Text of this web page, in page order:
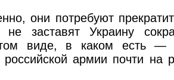
они потребуют
заставят Украину
виде, в каком есть —
российской армии почти